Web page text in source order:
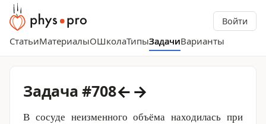
Войти
СтатьиМатериалыОШколаТипыЗадачиВарианты
Задача #708←→
В сосуде неизменного объёма находилась при